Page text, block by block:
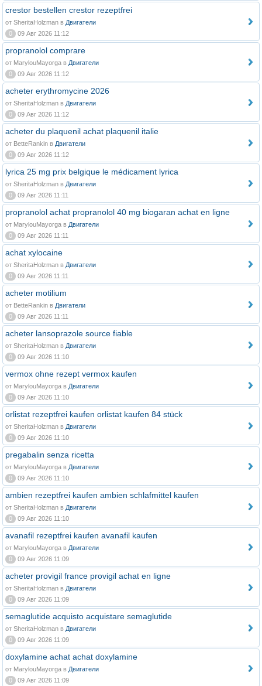
crestor bestellen crestor rezeptfrei
от SheritaHolzman в Двигатели
0
09 Авг 2026 11:12
propranolol comprare
от MarylouMayorga в Двигатели
0
09 Авг 2026 11:12
acheter erythromycine 2026
от SheritaHolzman в Двигатели
0
09 Авг 2026 11:12
acheter du plaquenil achat plaquenil italie
от BetteRankin в Двигатели
0
09 Авг 2026 11:12
lyrica 25 mg prix belgique le médicament lyrica
от SheritaHolzman в Двигатели
0
09 Авг 2026 11:11
propranolol achat propranolol 40 mg biogaran achat en ligne
от MarylouMayorga в Двигатели
0
09 Авг 2026 11:11
achat xylocaine
от SheritaHolzman в Двигатели
0
09 Авг 2026 11:11
acheter motilium
от BetteRankin в Двигатели
0
09 Авг 2026 11:11
acheter lansoprazole source fiable
от SheritaHolzman в Двигатели
0
09 Авг 2026 11:10
vermox ohne rezept vermox kaufen
от MarylouMayorga в Двигатели
0
09 Авг 2026 11:10
orlistat rezeptfrei kaufen orlistat kaufen 84 stück
от SheritaHolzman в Двигатели
0
09 Авг 2026 11:10
pregabalin senza ricetta
от MarylouMayorga в Двигатели
0
09 Авг 2026 11:10
ambien rezeptfrei kaufen ambien schlafmittel kaufen
от SheritaHolzman в Двигатели
0
09 Авг 2026 11:10
avanafil rezeptfrei kaufen avanafil kaufen
от MarylouMayorga в Двигатели
0
09 Авг 2026 11:09
acheter provigil france provigil achat en ligne
от SheritaHolzman в Двигатели
0
09 Авг 2026 11:09
semaglutide acquisto acquistare semaglutide
от SheritaHolzman в Двигатели
0
09 Авг 2026 11:09
doxylamine achat achat doxylamine
от MarylouMayorga в Двигатели
0
09 Авг 2026 11:09